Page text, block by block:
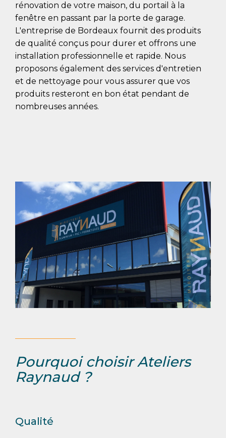
rénovation de votre maison, du portail à la
fenêtre en passant par la porte de garage.
L'entreprise de Bordeaux fournit des produits
de qualité conçus pour durer et offrons une
installation professionnelle et rapide. Nous
proposons également des services d'entretien
et de nettoyage pour vous assurer que vos
produits resteront en bon état pendant de
nombreuses années.
Pourquoi choisir Ateliers
Raynaud ?
Qualité